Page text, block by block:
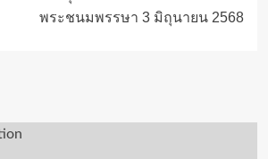
พระชนมพรรษา 3 มิถุนายน 2568